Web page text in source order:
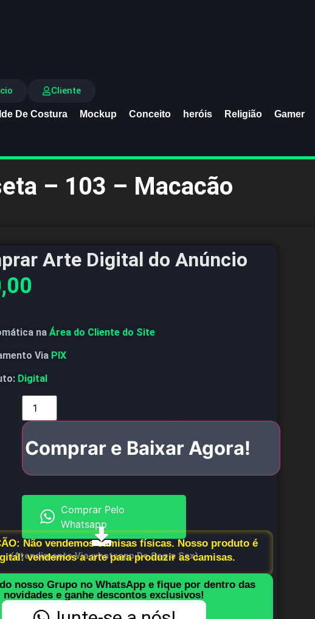
De Costura Mockup Conceito heróis Religião Gamer
Cliente
– 103 – Macacão
Arte Digital do Anúncio
na Área do Cliente do Site
Via PIX
Digital
Comprar e Baixar Agora!
Comprar Pelo
Whatsapp
(Atendimento Via whatsapp De Seg a Sex)
Não vendemos camisas físicas. Nosso produto é
vendemos a arte para produzir as camisas.
nosso Grupo no WhatsApp e fique por dentro das
novidades e ganhe descontos exclusivos!